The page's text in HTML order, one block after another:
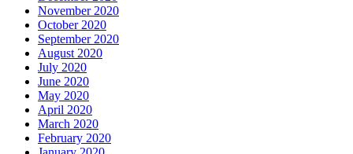
November 2020
October 2020
September 2020
August 2020
July 2020
June 2020
May 2020
April 2020
March 2020
February 2020